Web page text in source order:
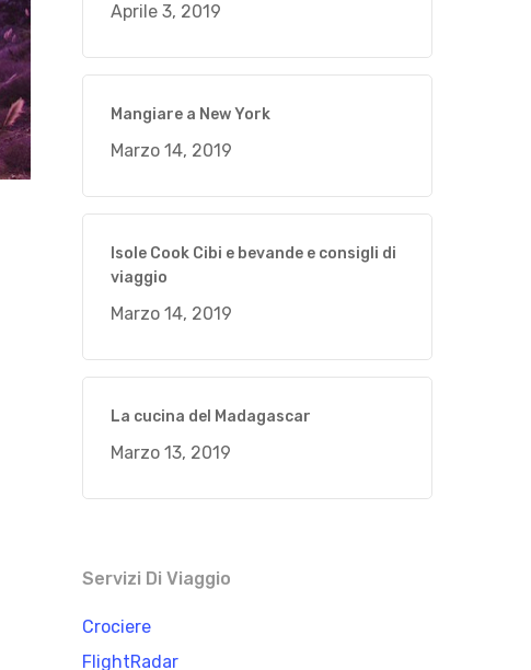
Aprile 3, 2019
Mangiare a New York
Marzo 14, 2019
Isole Cook Cibi e bevande e consigli di
viaggio
Marzo 14, 2019
La cucina del Madagascar
Marzo 13, 2019
Servizi Di Viaggio
Crociere
FlightRadar